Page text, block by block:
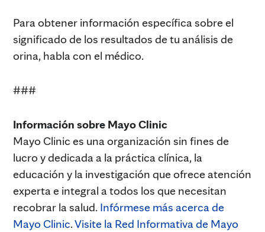
Para obtener información específica sobre el
significado de los resultados de tu análisis de
orina, habla con el médico.
###
Información sobre Mayo Clinic
Mayo Clinic es una organización sin fines de
lucro y dedicada a la práctica clínica, la
educación y la investigación que ofrece atención
experta e integral a todos los que necesitan
recobrar la salud. Infórmese más acerca de
Mayo Clinic.Visite la Red Informativa de Mayo